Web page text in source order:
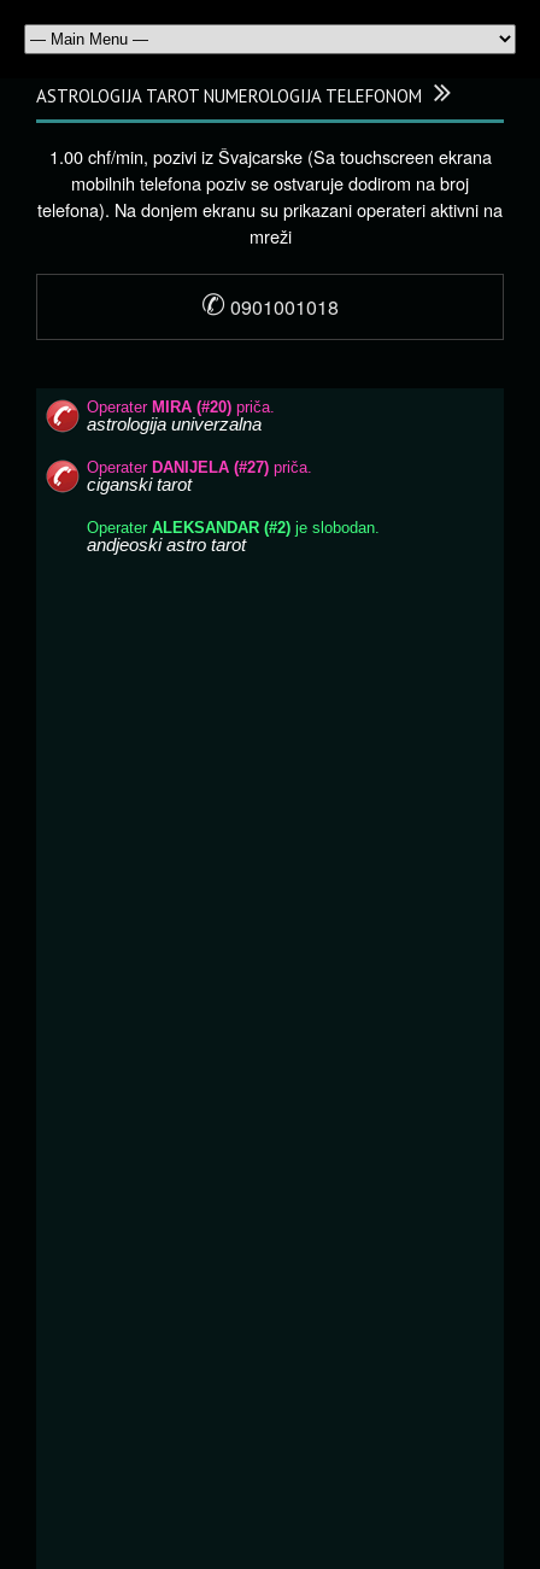
ASTROLOGIJA TAROT NUMEROLOGIJA TELEFONOM
1.00 chf/min, pozivi iz Švajcarske (Sa touchscreen ekrana
mobilnih telefona poziv se ostvaruje dodirom na broj
telefona). Na donjem ekranu su prikazani operateri aktivni na
mreži
✆ 0901001018